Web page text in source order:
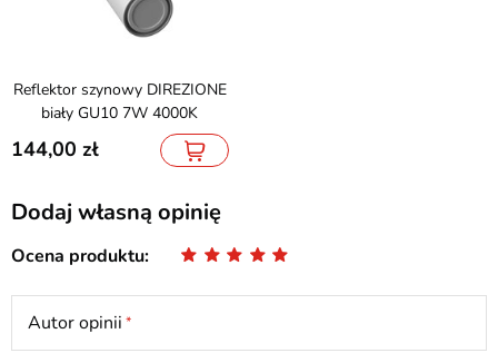
Reflektor szynowy DIREZIONE
biały GU10 7W 4000K
144,00
Dodaj własną opinię
Ocena produktu
Autor opinii